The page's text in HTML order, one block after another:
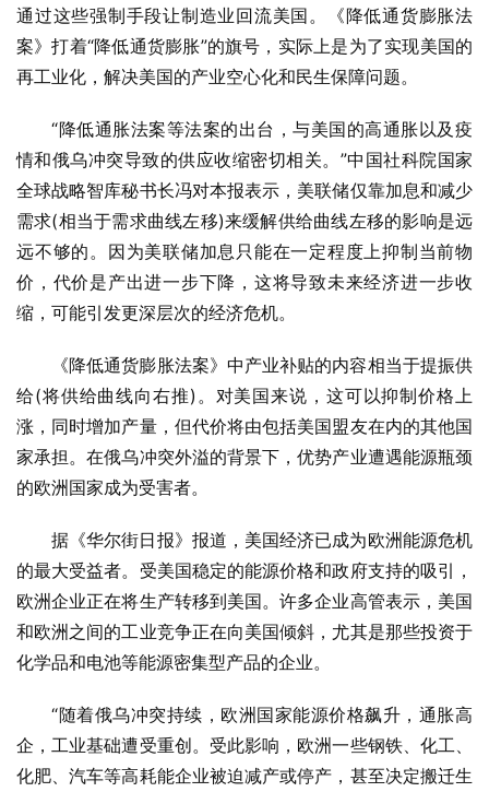
通过这些强制手段让制造业回流美国。《降低通货膨胀法
案》打着“降低通货膨胀”的旗号，实际上是为了实现美国的
再工业化，解决美国的产业空心化和民生保障问题。
“降低通胀法案等法案的出台，与美国的高通胀以及疫
情和俄乌冲突导致的供应收缩密切相关。”中国社科院国家
全球战略智库秘书长冯对本报表示，美联储仅靠加息和减少
需求(相当于需求曲线左移)来缓解供给曲线左移的影响是远
远不够的。因为美联储加息只能在一定程度上抑制当前物
价，代价是产出进一步下降，这将导致未来经济进一步收
缩，可能引发更深层次的经济危机。
《降低通货膨胀法案》中产业补贴的内容相当于提振供
给(将供给曲线向右推)。对美国来说，这可以抑制价格上
涨，同时增加产量，但代价将由包括美国盟友在内的其他国
家承担。在俄乌冲突外溢的背景下，优势产业遭遇能源瓶颈
的欧洲国家成为受害者。
据《华尔街日报》报道，美国经济已成为欧洲能源危机
的最大受益者。受美国稳定的能源价格和政府支持的吸引，
欧洲企业正在将生产转移到美国。许多企业高管表示，美国
和欧洲之间的工业竞争正在向美国倾斜，尤其是那些投资于
化学品和电池等能源密集型产品的企业。
“随着俄乌冲突持续，欧洲国家能源价格飙升，通胀高
企，工业基础遭受重创。受此影响，欧洲一些钢铁、化工、
化肥、汽车等高耗能企业被迫减产或停产，甚至决定搬迁生